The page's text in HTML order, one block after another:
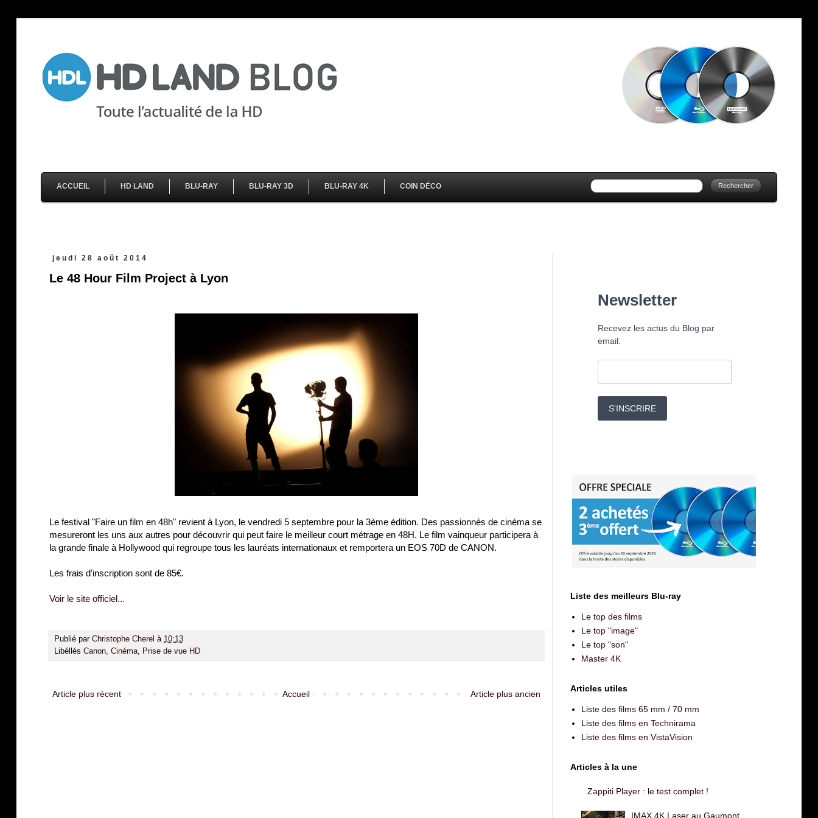
ACCUEIL HD LAND BLU-RAY BLU-RAY 3D BLU-RAY 4K COIN DÉCO
jeudi 28 août 2014
Le 48 Hour Film Project à Lyon
Le festival "Faire un film en 48h" revient à Lyon, le vendredi 5 septembre pour la 3ème édition. Des passionnés de cinéma se
mesureront les uns aux autres pour découvrir qui peut faire le meilleur court métrage en 48H. Le film vainqueur participera à
la grande finale à Hollywood qui regroupe tous les lauréats internationaux et remportera un EOS 70D de CANON.
Les frais d'inscription sont de 85€.
Voir le site officiel...
Publié par Christophe Cherel à 10:13
Libéllés Canon, Cinéma, Prise de vue HD
Article plus récent Article plus ancien
Accueil
Newsletter
Recevez les actus du Blog par
email.
S'INSCRIRE
Liste des meilleurs Blu-ray
Le top des films
Le top "image"
Le top "son"
Master 4K
Articles utiles
Liste des films 65 mm / 70 mm
Liste des films en Technirama
Liste des films en VistaVision
Articles à la une
Zappiti Player : le test complet !
IMAX 4K Laser au Gaumont